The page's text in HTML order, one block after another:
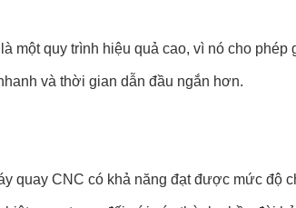
một quy trình hiệu quả cao, vì nó cho
và thời gian dẫn đầu ngắn hơn.
quay CNC có khả năng đạt được mức độ